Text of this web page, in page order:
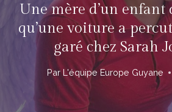
Une mère d’un enfant
qu’une voiture a
garé chez Sarah
ParL'équipe Europe Guyane